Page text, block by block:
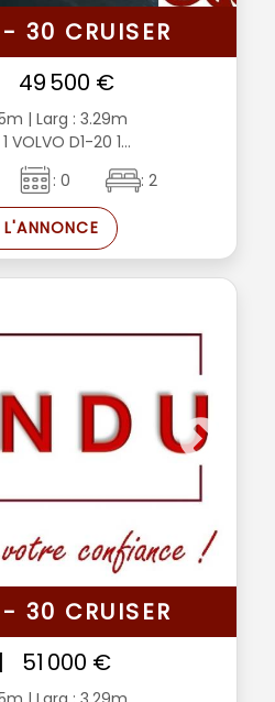
30 CRUISER
49 500 €
| Larg : 3.29m
VOLVO D1-20 1...
: 0 : 2
30 CRUISER
|
51 000 €